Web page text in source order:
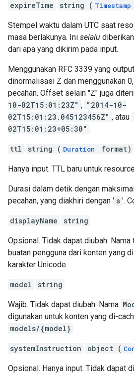
expireTime
string ( Timestamp
Stempel waktu dalam UTC saat
masa berlakunya. Ini selalu
dari apa yang dikirim pada input.
Menggunakan RFC 3339 yang
dinormalisasi Z dan menggunakan
pecahan. Offset selain "Z" juga
10-02T15:01:23Z" , "2014-10-
02T15:01:23.045123456Z" , atau
02T15:01:23+05:30" .
ttl string ( Duration format)
Hanya input. TTL baru untuk
Durasi dalam detik dengan
pecahan, yang diakhiri dengan ' s '.
displayName string
Opsional. Tidak dapat diubah.
buatan pengguna dari konten yang
karakter Unicode.
model string
Wajib. Tidak dapat diubah. Nama
digunakan untuk konten yang di-
models/{model}
systemInstruction object (
Opsional. Hanya input. Tidak dapat